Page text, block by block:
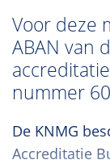
Voor deze
ABAN van
nummer
De KNMG
Accreditatie